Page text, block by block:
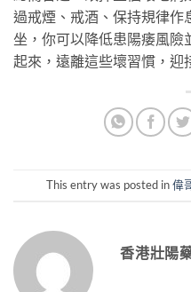
過戒煙、戒酒、保持規律作
坐，你可以降低患陽痿風險
起來，遠離這些壞習慣，迎
This entry was posted in偉
香港壯陽